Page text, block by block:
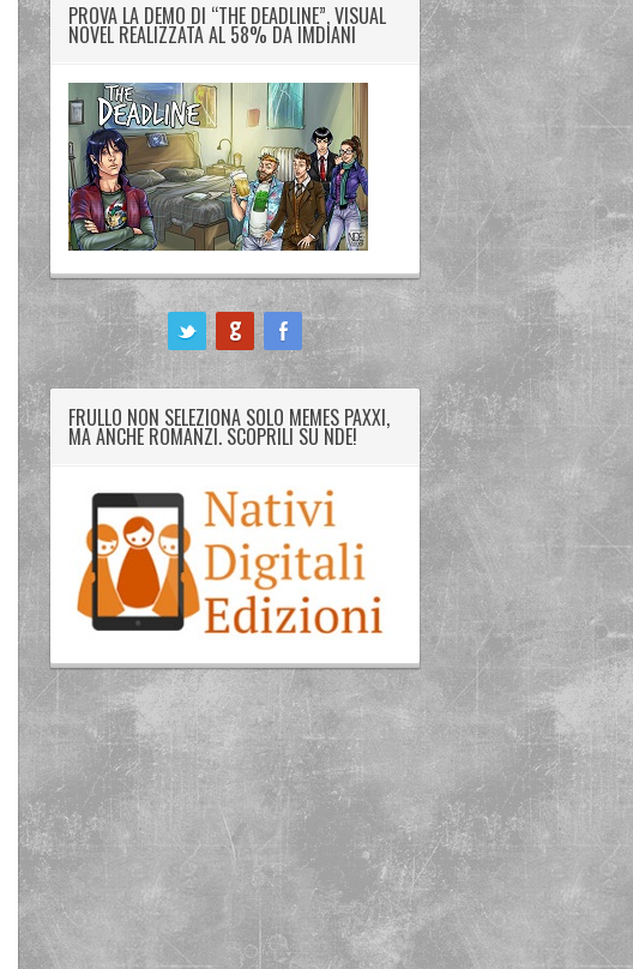
PROVA LA DEMO DI “THE DEADLINE”, VISUAL
NOVEL REALIZZATA AL 58% DA IMDIANI
FRULLO NON SELEZIONA SOLO MEMES PAXXI,
MA ANCHE ROMANZI. SCOPRILI SU NDE!